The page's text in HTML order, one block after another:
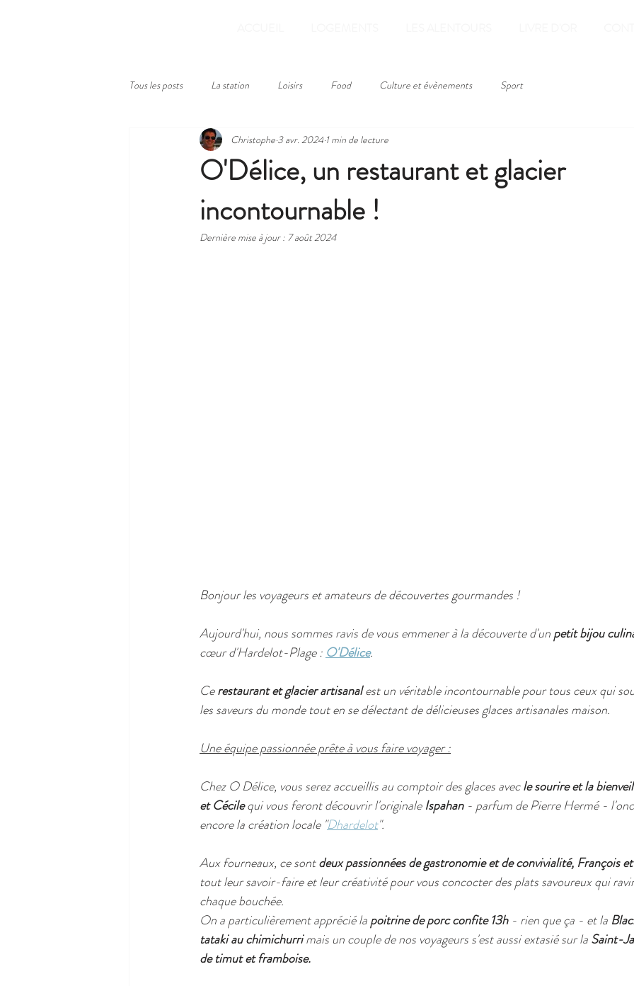
Tous les posts La station Loisirs Food Culture et évènements Sport
O'Délice, un restaurant et glacier
incontournable !
Christophe 3 avr. 2024 1 min de lecture
Dernière mise à jour : 7 août 2024
Bonjour les voyageurs et amateurs de découvertes gourmandes !
Aujourd'hui, nous sommes ravis de vous emmener à la découverte d'un petit bijou
cœur d'Hardelot-Plage : O'Délice.
Ce restaurant et glacier artisanal est un véritable incontournable pour tous ceux qui
les saveurs du monde tout en se délectant de délicieuses glaces artisanales maison.
Une équipe passionnée prête à vous faire voyager :
Chez O Délice, vous serez accueillis au comptoir des glaces avec le sourire et la
et Cécile qui vous feront découvrir l'originale Ispahan - parfum de Pierre Hermé -
encore la création locale "Dhardelot".
Aux fourneaux, ce sont deux passionnées de gastronomie et de convivialité, François
tout leur savoir-faire et leur créativité pour vous concocter des plats savoureux qui
chaque bouchée.
On a particulièrement apprécié la poitrine de porc confite 13h - rien que ça - et la
tataki au chimichurri mais un couple de nos voyageurs s'est aussi extasié sur la Saint-
de timut et framboise.